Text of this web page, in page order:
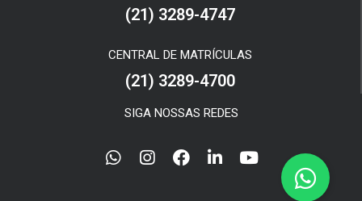
(21) 3289-4747
CENTRAL DE MATRÍCULAS
(21) 3289-4700
SIGA NOSSAS REDES